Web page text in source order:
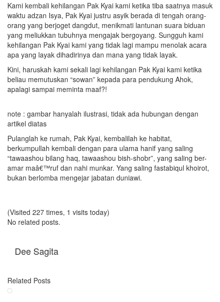
Kami kembali kehilangan Pak Kyai kami ketika tiba saatnya masuk
waktu adzan Isya, Pak Kyai justru asyik berada di tengah orang-
orang yang berjoget dangdut, menikmati lantunan suara biduan
yang meliukkan tubuhnya mengajak bergoyang. Sungguh kami
kehilangan Pak Kyai kami yang tidak lagi mampu menolak acara
apa yang layak dihadirinya dan mana yang tidak layak.
Kini, haruskah kami sekali lagi kehilangan Pak Kyai kami ketika
beliau memutuskan “sowan” kepada para pendukung Ahok,
apalagi sampai meminta maaf?!
note : gambar hanyalah ilustrasi, tidak ada hubungan dengan
artikel diatas
Pulanglah ke rumah, Pak Kyai, kembalilah ke habitat,
berkumpullah kembali dengan para ulama hanif yang saling
“tawaashou bilang haq, tawaashou bish-shobr”, yang saling ber-
amar maâ€™ruf dan nahi munkar. Yang saling fastabiqul khoirot,
bukan berlomba mengejar jabatan duniawi.
(Visited 227 times, 1 visits today)
No related posts.
Dee Sagita
Related Posts